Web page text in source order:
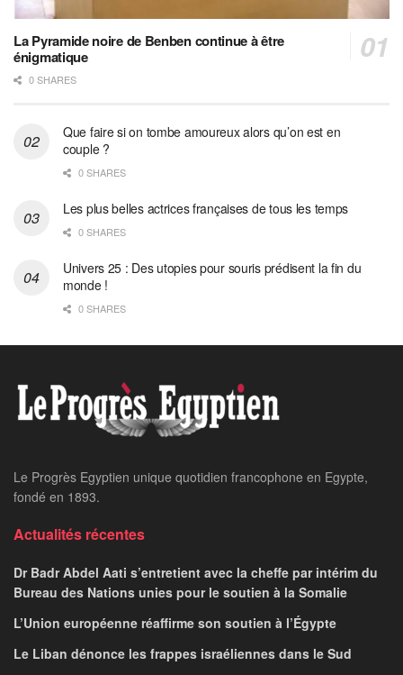
La Pyramide noire de Benben continue à être
énigmatique
0 SHARES
Que faire si on tombe amoureux alors qu’on est en
couple ?
0 SHARES
Les plus belles actrices françaises de tous les temps
0 SHARES
Univers 25 : Des utopies pour souris prédisent la fin du
monde !
0 SHARES
Le Progrès Egyptien unique quotidien francophone en Egypte,
fondé en 1893.
Actualités récentes
Dr Badr Abdel Aati s’entretient avec la cheffe par intérim du
Bureau des Nations unies pour le soutien à la Somalie
L’Union européenne réaffirme son soutien à l’Égypte
Le Liban dénonce les frappes israéliennes dans le Sud